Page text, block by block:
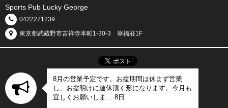
Sports Pub Lucky George
0422271239
東京都武蔵野市吉祥寺本町1-30-3 華福荘1F
8月の営業予定です。お盆期間は休まず営業
し、お盆明けに連休頂く形になります。今月も
宜しくお願いしま… 8日